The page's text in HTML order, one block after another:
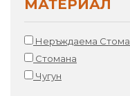
МАТЕРИАЛ
Неръждаема
Стомана
Чугун